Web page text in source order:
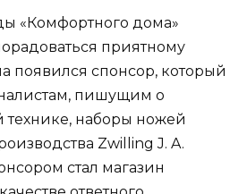
«Комфортного дома»
приятному
появился спонсор, который
пишущим о
технике, наборы ножей
Zwilling J. A.
стал магазин